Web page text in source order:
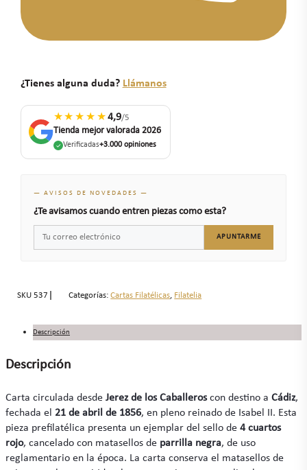
¿Tienes alguna duda? Llámanos
★★★★★4,9/5
Tienda mejor valorada 2026
Verificadas+3.000 opiniones
— AVISOS DE NOVEDADES —
¿Te avisamos cuando entren piezas como esta?
APUNTARME
SKU537 Categorías: Cartas Filatélicas, Filatelia
Descripción
Descripción
Carta circulada desde Jerez de los Caballeroscon destino a Cádiz,
fechada el 21 de abril de 1856, en pleno reinado de Isabel II. Esta
pieza prefilatélica presenta un ejemplar del sello de 4 cuartos
rojo, cancelado con matasellos de parrilla negra, de uso
reglamentario en la época. La carta conserva el matasellos de